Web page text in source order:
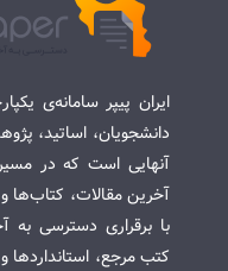
ایران پیپر سامانه‌ی
دانشجویان، اساتید،
آنهایی است که در
آخرین مقالات، کتاب‌ها
با برقراری دسترسی به
کتب مرجع،